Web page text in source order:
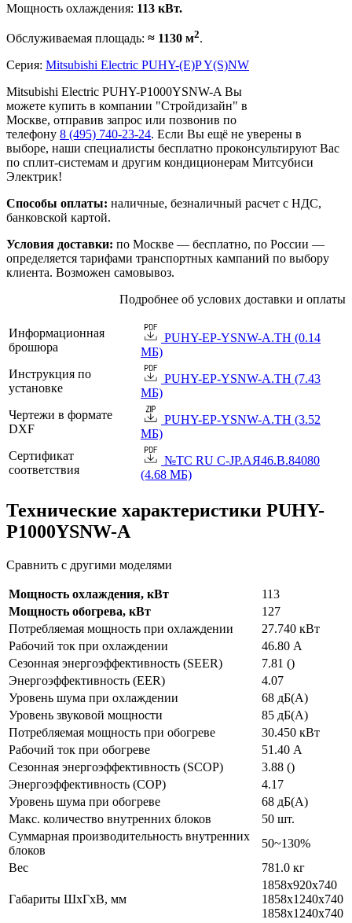
Мощность охлаждения: 113 кВт.
Обслуживаемая площадь: ≈ 1130 м2.
Серия: Mitsubishi Electric PUHY-(E)P Y(S)NW
Mitsubishi Electric PUHY-P1000YSNW-A Вы
можете купить в компании "Стройдизайн" в
Москве, отправив запрос или позвонив по
телефону 8 (495) 740-23-24. Если Вы ещё не уверены в
выборе, наши специалисты бесплатно проконсультируют Вас
по сплит-системам и другим кондиционерам Митсубиси
Электрик!
Способы оплаты: наличные, безналичный расчет с НДС,
банковской картой.
Условия доставки: по Москве — бесплатно, по России —
определяется тарифами транспортных кампаний по выбору
клиента. Возможен самовывоз.
Подробнее об услових доставки и оплаты
Информационная
брошюра
PUHY-EP-YSNW-A.TH (0.14
МБ)
Инструкция по
установке
PUHY-EP-YSNW-A.TH (7.43
МБ)
Чертежи в формате
DXF
PUHY-EP-YSNW-A.TH (3.52
МБ)
Сертификат
соответствия
№TC RU C-JP.АЯ46.B.84080
(4.68 МБ)
Технические характеристики PUHY-
P1000YSNW-A
Сравнить с другими моделями
Мощность охлаждения, кВт
113
Мощность обогрева, кВт
127
Потребляемая мощность при охлаждении
27.740 кВт
Рабочий ток при охлаждении
46.80 А
Сезонная энергоэффективность (SEER)
7.81 ()
Энергоэффективность (EER)
4.07
Уровень шума при охлаждении
68 дБ(А)
Уровень звуковой мощности
85 дБ(А)
Потребляемая мощность при обогреве
30.450 кВт
Рабочий ток при обогреве
51.40 А
Сезонная энергоэффективность (SCOP)
3.88 ()
Энергоэффективность (COP)
4.17
Уровень шума при обогреве
68 дБ(А)
Макс. количество внутренних блоков
50 шт.
Суммарная производительность внутренних
блоков
50~130%
Вес
781.0 кг
Габариты ШхГхВ, мм
1858x920x740
1858x1240x740
1858x1240x740